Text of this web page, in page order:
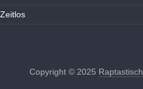
Zeitlos
Copyright © 2025 Raptastisch